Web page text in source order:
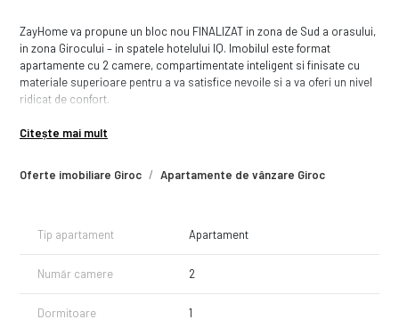
Oferte imobiliare Giroc Apartamente de vânzare Giroc
ZayHome va propune un bloc nou FINALIZAT in zona de Sud a orasului,
in zona Girocului – in spatele hotelului IQ. Imobilul este format
apartamente cu 2 camere, compartimentate inteligent si finisate cu
materiale superioare pentru a va satisfice nevoile si a va oferi un nivel
ridicat de confort.
Modele de apartamente cu 2 camere:
- 53 mp utili + gradina propie de 30 mp, disponibil la Parter – Pret:
- 53 mp utili + balcon, disponibil la Etaj – Pret: 120.000 Euro
Dotari:
- Centrala termica proprie cu incalzire prin pardoseala
Citește mai mult
Tip apartament Apartament
Număr camere 2
Dormitoare 1